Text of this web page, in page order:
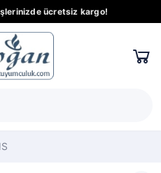
ücretsiz kargo!